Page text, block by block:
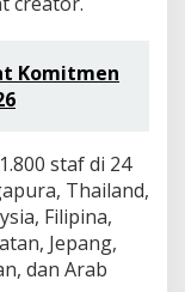
Komitmen
staf di 24
Thailand,
Filipina,
Jepang,
dan Arab